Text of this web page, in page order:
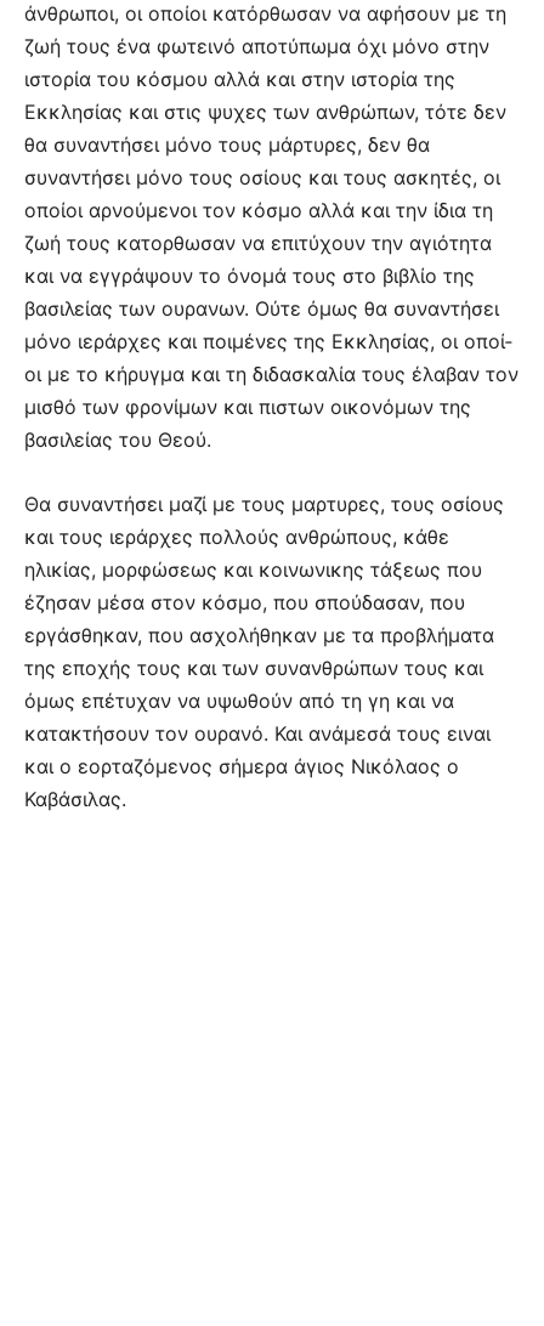
άνθρωποι, οι οποίοι κατόρθωσαν να αφήσουν με τη
ζωή τους ένα φωτεινό αποτύπωμα όχι μόνο στην
ιστο­ρία του κόσμου αλλά και στην ιστορία της
Εκκλησίας και στις ψυ­χες των ανθρώπων, τότε δεν
θα συνα­ντήσει μόνο τους μάρτυρες, δεν θα
συναντήσει μόνο τους οσί­ους και τους ασκητές, οι
οποίοι αρνού­μενοι τον κόσμο αλλά και την ίδια τη
ζωή τους κα­τορ­θωσαν να επι­τύχουν την αγιό­τη­τα
και να εγγρά­ψουν το όνομά τους στο βιβλίο της
βασιλείας των ου­ρα­νων. Ούτε όμως θα συναντήσει
μόνο ιεράρχες και ποιμένες της Εκκλησίας, οι οποί­
οι με το κήρυγ­μα και τη διδασκαλία τους έλαβαν τον
μισθό των φρο­­νίμων και πι­στων οικονό­μων της
βασιλείας του Θεού.
Θα συνα­ν­τήσει μαζί με τους μαρ­τυ­ρες, τους οσίους
και τους ιεράρ­χες πολλούς ανθρώ­πους, κάθε
ηλικίας, μορφώσεως και κοινωνι­κης τάξεως που
έζησαν μέσα στον κόσμο, που σπούδασαν, που
εργά­σθη­καν, που ασχολήθηκαν με τα προ­­βλήματα
της εποχής τους και των συνανθρώπων τους και
όμως επέ­τυχαν να υψωθούν από τη γη και να
κατακτήσουν τον ουρανό. Και ανάμεσά τους ει­ναι
και ο εορ­τα­ζόμενος σήμερα άγιος Νικόλαος ο
Καβάσιλας.